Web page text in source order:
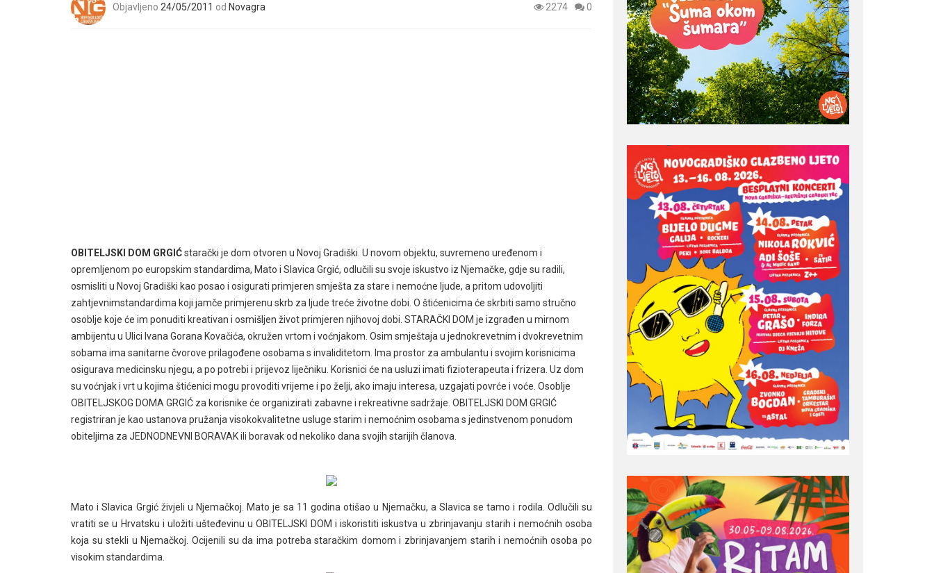
Objavljeno 24/05/2011 od Novagra 2274 0
OBITELJSKI DOM GRGIĆstarački je dom otvoren u Novoj Gradiški. U novom objektu, suvremeno uređenom i
opremljenom po europskim standardima, Mato i Slavica Grgić, odlučili su svoje iskustvo iz Njemačke, gdje su radili,
osmisliti u Novoj Gradiški kao posao i osigurati primjeren smješta za stare i nemoćne ljude, a pritom udovoljiti
zahtjevnimstandardima koji jamče primjerenu skrb za ljude treće životne dobi. O štićenicima će skrbiti samo stručno
osoblje koje će im ponuditi kreativan i osmišljen život primjeren njihovoj dobi. STARAČKI DOM je izgrađen u mirnom
ambijentu u Ulici Ivana Gorana Kovačića, okružen vrtom i voćnjakom. Osim smještaja u jednokrevetnim i dvokrevetnim
sobama ima sanitarne čvorove prilagođene osobama s invaliditetom. Ima prostor za ambulantu i svojim korisnicima
osigurava medicinsku njegu, a po potrebi i prijevoz liječniku. Korisnici će na usluzi imati fizioterapeuta i frizera. Uz dom
su voćnjak i vrt u kojima štićenici mogu provoditi vrijeme i po želji, ako imaju interesa, uzgajati povrće i voće. Osoblje
OBITELJSKOG DOMA GRGIĆ za korisnike će organizirati zabavne i rekreativne sadržaje. OBITELJSKI DOM GRGIĆ
registriran je kao ustanova pružanja visokokvalitetne usluge starim i nemoćnim osobama s jedinstvenom ponudom
obiteljima za JEDNODNEVNI BORAVAK ili boravak od nekoliko dana svojih starijih članova.
Mato i Slavica Grgić živjeli u Njemačkoj. Mato je sa 11 godina otišao u Njemačku, a Slavica se tamo i rodila. Odlučili su
vratiti se u Hrvatsku i uložiti ušteđevinu u OBITELJSKI DOM i iskoristiti iskustva u zbrinjavanju starih i nemoćnih osoba
koja su stekli u Njemačkoj. Ocijenili su da ima potreba staračkim domom i zbrinjavanjem starih i nemoćnih osoba po
visokim standardima.